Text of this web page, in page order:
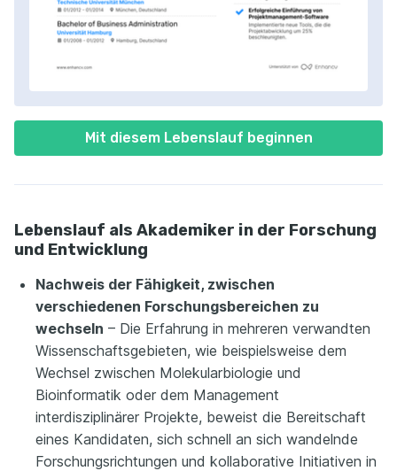
Mit diesem Lebenslauf beginnen
Lebenslauf als Akademiker in der Forschung
und Entwicklung
Nachweis der Fähigkeit, zwischen
verschiedenen Forschungsbereichen zu
wechseln – Die Erfahrung in mehreren verwandten
Wissenschaftsgebieten, wie beispielsweise dem
Wechsel zwischen Molekularbiologie und
Bioinformatik oder dem Management
interdisziplinärer Projekte, beweist die Bereitschaft
eines Kandidaten, sich schnell an sich wandelnde
Forschungsrichtungen und kollaborative Initiativen in